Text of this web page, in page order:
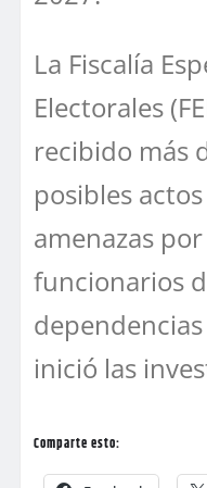
La Fiscalía
Electorales
recibido más
posibles
amenazas
funcionarios
inició las
Comparte esto: